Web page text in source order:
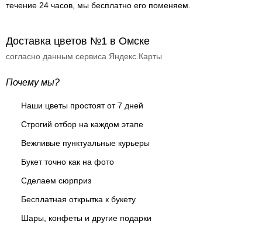
течение 24 часов, мы бесплатно его поменяем.
Доставка цветов №1 в Омске
согласно данным сервиса Яндекс.Карты
Почему мы?
Наши цветы простоят от 7 дней
Строгий отбор на каждом этапе
Вежливые пунктуальные курьеры
Букет точно как на фото
Сделаем сюрприз
Бесплатная открытка к букету
Шары, конфеты и другие подарки